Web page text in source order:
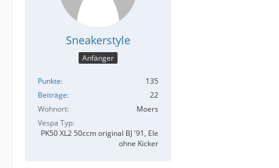
Sneakerstyle
Anfänger
Punkte
135
Beiträge
22
Wohnort
Moers
Vespa Typ
PK50 XL2 50ccm original BJ '91, Ele
ohne Kicker